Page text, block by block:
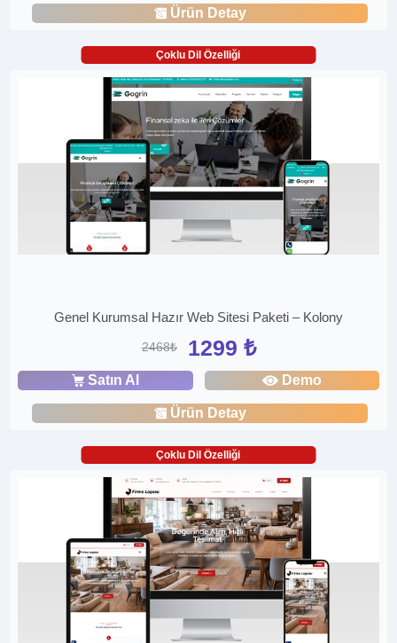
Ürün Detay
Çoklu Dil Özelliği
Genel Kurumsal Hazır Web Sitesi Paketi – Kolony
2468₺ 1299 ₺
Satın Al Demo
Ürün Detay
Çoklu Dil Özelliği